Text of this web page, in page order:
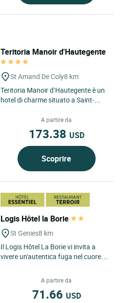
Teritoria Manoir d'Hautegente
St Amand De Coly8 km
Teritoria Manoir d’Hautegente è un
hotel di charme situato a Saint-
regione Nouvelle-Aquitaine,...
A partire da
173.38 USD
Scoprire
Logis Hôtel la Borie
St Genies8 km
Il Logis Hôtel La Borie vi invita a
vivere un'autentica fuga nel cuore
Saint Genies,...A partire da
71.66 USD